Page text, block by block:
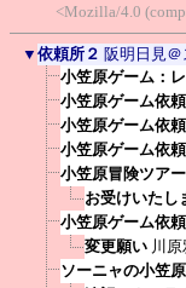
<Mozilla/4.0
▼ 依頼所２ 阪明日見
小笠原ゲーム：
小笠原ゲーム依頼
小笠原ゲーム依頼
小笠原ゲーム依
小笠原冒険ツア
お受けいたし
小笠原ゲーム依頼
変更願い 川
ソーニャの小笠